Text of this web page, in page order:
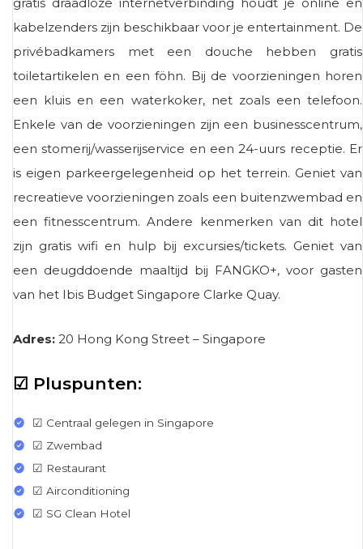
kabelzenders zijn beschikbaar voor je entertainment. De
privébadkamers met een douche hebben gratis
toiletartikelen en een föhn. Bij de voorzieningen horen
een kluis en een waterkoker, net zoals een telefoon.
Enkele van de voorzieningen zijn een businesscentrum,
een stomerij/wasserijservice en een 24-uurs receptie. Er
is eigen parkeergelegenheid op het terrein. Geniet van
recreatieve voorzieningen zoals een buitenzwembad en
een fitnesscentrum. Andere kenmerken van dit hotel
zijn gratis wifi en hulp bij excursies/tickets. Geniet van
een deugddoende maaltijd bij FANGKO+, voor gasten
van het Ibis Budget Singapore Clarke Quay.
Adres: 20 Hong Kong Street – Singapore
☑ Pluspunten:
☑ Centraal gelegen in Singapore
☑ Zwembad
☑ Restaurant
☑ Airconditioning
☑ SG Clean Hotel